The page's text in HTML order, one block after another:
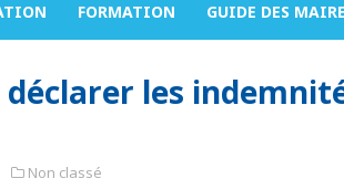
FORMATION GUIDE DES
les
Non classé